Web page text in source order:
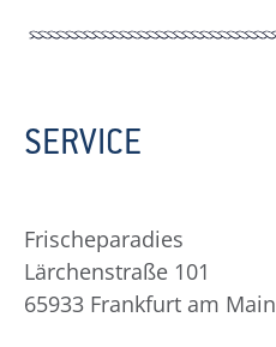
SERVICE
Frischeparadies
Lärchenstraße 101
65933 Frankfurt am Main